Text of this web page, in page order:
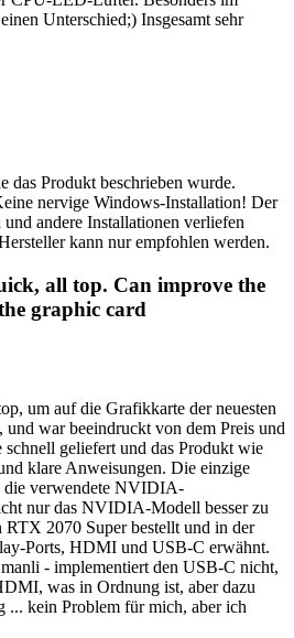
Unterschied;) Insgesamt sehr
das Produkt beschrieben wurde.
nervige Windows-Installation! Der
andere Installationen verliefen
kann nur empfohlen werden.
all top. Can improve the
graphic card
um auf die Grafikkarte der neuesten
und war beeindruckt von dem Preis und
geliefert und das Produkt wie
klare Anweisungen. Die einzige
die verwendete NVIDIA-
nur das NVIDIA-Modell besser zu
RTX 2070 Super bestellt und in der
Ports, HDMI und USB-C erwähnt.
- implementiert den USB-C nicht,
was in Ordnung ist, aber dazu
... kein Problem für mich, aber ich